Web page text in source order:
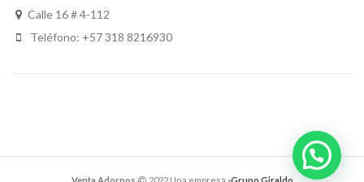
Calle 16 # 4-112
Teléfono: +57 318 8216930